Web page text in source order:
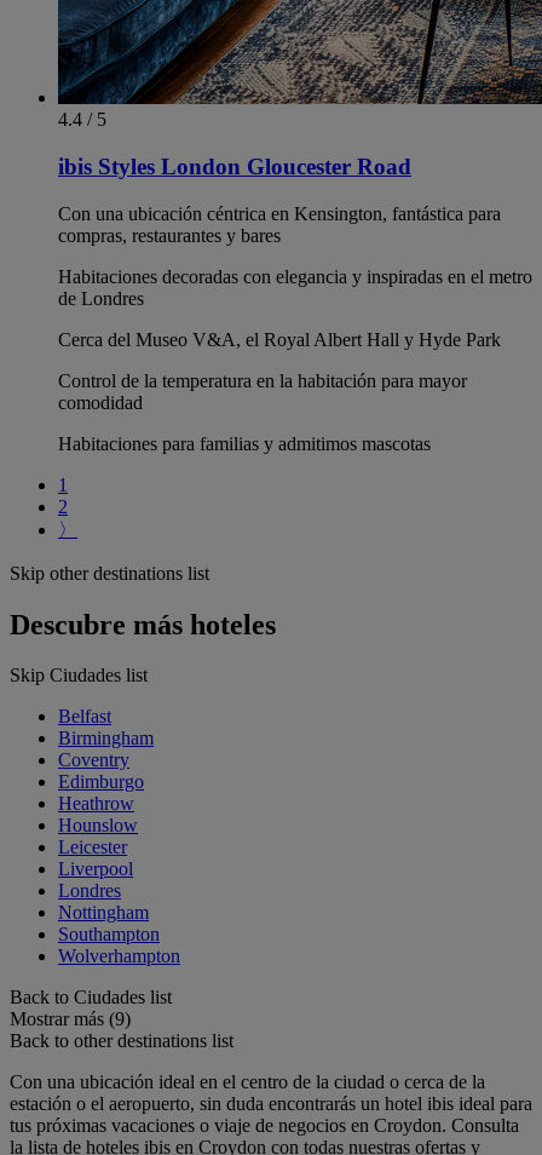
4.4 / 5
ibis Styles London Gloucester Road
Con una ubicación céntrica en Kensington, fantástica para
compras, restaurantes y bares
Habitaciones decoradas con elegancia y inspiradas en el metro
de Londres
Cerca del Museo V&A, el Royal Albert Hall y Hyde Park
Control de la temperatura en la habitación para mayor
comodidad
Habitaciones para familias y admitimos mascotas
1
2
〉
Skip other destinations list
Descubre más hoteles
Skip Ciudades list
Belfast
Birmingham
Coventry
Edimburgo
Heathrow
Hounslow
Leicester
Liverpool
Londres
Nottingham
Southampton
Wolverhampton
Back to Ciudades list
Mostrar más (9)
Back to other destinations list
Con una ubicación ideal en el centro de la ciudad o cerca de la
estación o el aeropuerto, sin duda encontrarás un hotel ibis ideal para
tus próximas vacaciones o viaje de negocios en Croydon. Consulta
la lista de hoteles ibis en Croydon con todas nuestras ofertas y